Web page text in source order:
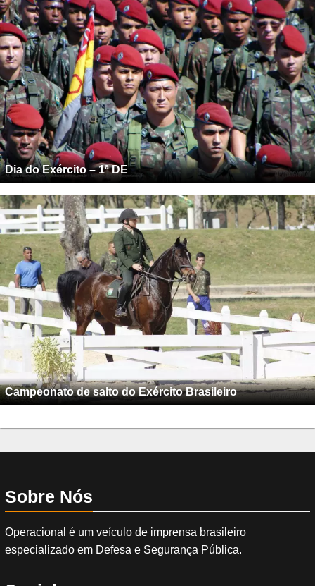
Dia do Exército – 1ª DE
Campeonato de salto do Exército Brasileiro
Sobre Nós
Operacional é um veículo de imprensa brasileiro
especializado em Defesa e Segurança Pública.